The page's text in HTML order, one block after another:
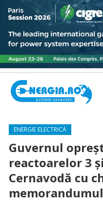
ENERGIE ELECTRICĂ
Guvernul
reactoarelor 3
Cernavodă cu